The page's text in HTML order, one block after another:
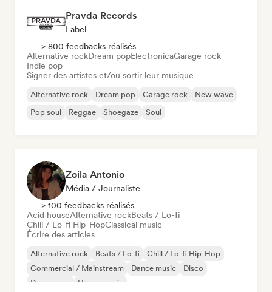
Pravda Records
Label
> 800 feedbacks réalisés
Alternative rockDream popElectronicaGarage rock
Indie pop
Signer des artistes et/ou sortir leur musique
Alternative rock Dream pop Garage rock
New wave
Pop soul
Reggae Shoegaze Soul
Zoila Antonio
Média / Journaliste
> 100 feedbacks réalisés
Acid houseAlternative rockBeats / Lo-fi
Chill / Lo-fi Hip-HopClassical music
Écrire des articles
Alternative rock Beats / Lo-fi
Chill / Lo-fi Hip-Hop
Commercial / Mainstream
Dance music
Disco
Dream pop
House music